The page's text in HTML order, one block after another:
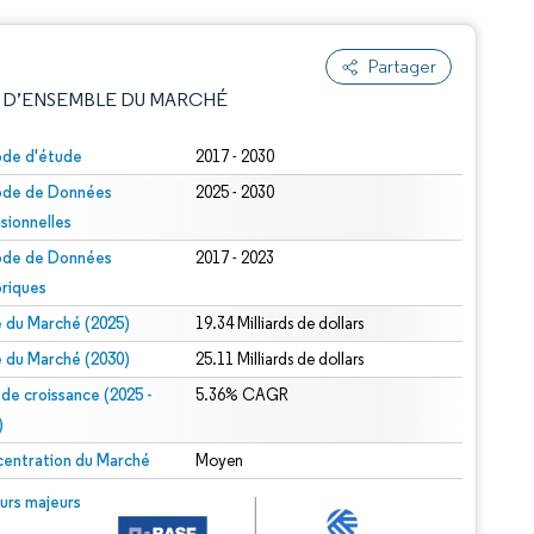
Partager
DU MARCHÉ
d'étude 2017 - 2030
de Données
2025 - 2030
de Données
2017 - 2023
du Marché (2025) 19.34 Milliards de dollars
du Marché (2030) 25.11 Milliards de dollars
croissance (2025 -
5.36% CAGR
du Marché Moyen
majeurs
© Mordor Intelligence. La réutilisation nécessite une attribution sous CC BY 4.0.
sous CC BY 4.0.